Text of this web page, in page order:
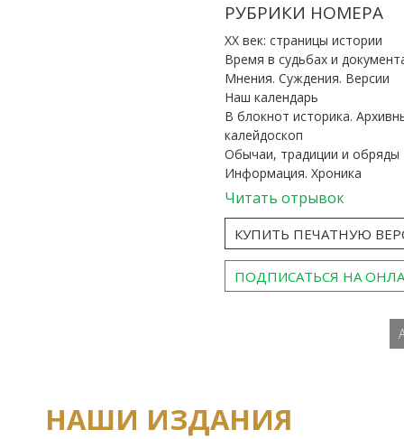
РУБРИКИ НОМЕРА
ХХ век: страницы истории
Время в судьбах и
Мнения. Суждения. Версии
Наш календарь
В блокнот историка.
калейдоскоп
Обычаи, традиции и обряды
Информация. Хроника
Читать отрывок
КУПИТЬ ПЕЧАТНУЮ
ПОДПИСАТЬСЯ НА
НАШИ ИЗДАНИЯ